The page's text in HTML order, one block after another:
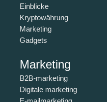
Einblicke
Kryptowährung
Marketing
Gadgets
Marketing
B2B-marketing
Digitale marketing